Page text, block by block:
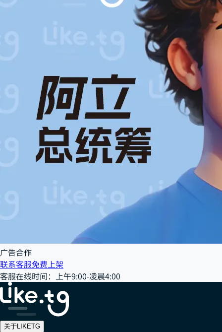
广告合作
联系客服免费上架
客服在线时间： 上午9:00-凌晨4:00
关于LIKETG